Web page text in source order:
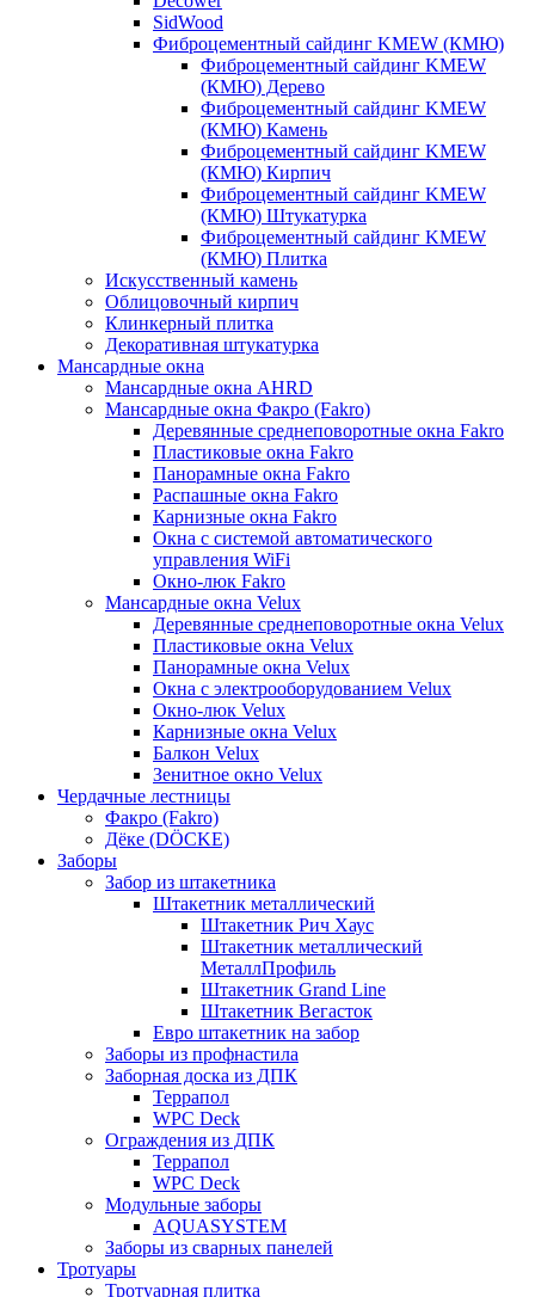
SidWood
Фиброцементный сайдинг KMEW (КМЮ)
Фиброцементный сайдинг KMEW
(КМЮ) Дерево
Фиброцементный сайдинг KMEW
(КМЮ) Камень
Фиброцементный сайдинг KMEW
(КМЮ) Кирпич
Фиброцементный сайдинг KMEW
(КМЮ) Штукатурка
Фиброцементный сайдинг KMEW
(КМЮ) Плитка
Искусственный камень
Облицовочный кирпич
Клинкерный плитка
Декоративная штукатурка
Мансардные окна
Мансардные окна AHRD
Мансардные окна Факро (Fakro)
Деревянные среднеповоротные окна Fakro
Пластиковые окна Fakro
Панорамные окна Fakro
Распашные окна Fakro
Карнизные окна Fakro
Окна с системой автоматического
управления WiFi
Окно-люк Fakro
Мансардные окна Velux
Деревянные среднеповоротные окна Velux
Пластиковые окна Velux
Панорамные окна Velux
Окна с электрооборудованием Velux
Окно-люк Velux
Карнизные окна Velux
Балкон Velux
Зенитное окно Velux
Чердачные лестницы
Факро (Fakro)
Дёке (DÖCKE)
Заборы
Забор из штакетника
Штакетник металлический
Штакетник Рич Хаус
Штакетник металлический
МеталлПрофиль
Штакетник Grand Line
Штакетник Вегасток
Евро штакетник на забор
Заборы из профнастила
Заборная доска из ДПК
Террапол
WPC Deck
Ограждения из ДПК
Террапол
WPC Deck
Модульные заборы
AQUASYSTEM
Заборы из сварных панелей
Тротуары
Тротуарная плитка